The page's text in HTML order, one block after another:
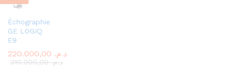
Échographie
GE LOGIQ
E9
د.م.
د.م.310.000,00